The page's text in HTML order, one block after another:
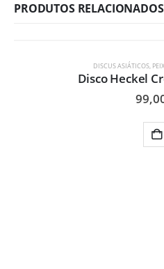
PRODUTOS RELACIONADOS
DISCUS ASIÁTICOS
Disco Heckel